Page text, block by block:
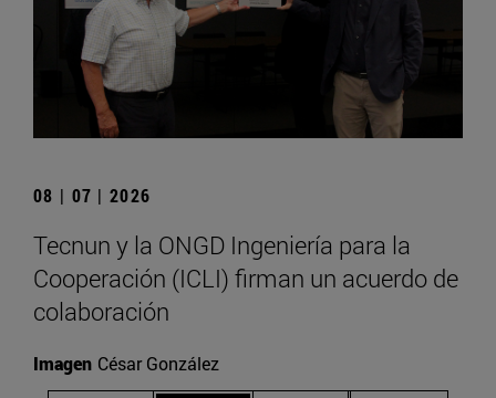
08 | 07 | 2026
Tecnun y la ONGD Ingeniería para la
Cooperación (ICLI) firman un acuerdo de
colaboración
Imagen César González